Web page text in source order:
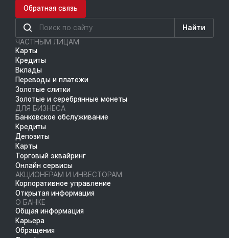
Обратная связь
Найти
ЧАСТНЫМ ЛИЦАМ
Карты
Кредиты
Вклады
Переводы и платежи
Золотые слитки
Золотые и серебрянные монеты
ДЛЯ БИЗНЕСА
Банковское обслуживание
Кредиты
Депозиты
Карты
Торговый эквайринг
Онлайн сервисы
АКЦИОНЕРАМ И ИНВЕСТОРАМ
Корпоративное управление
Открытая информация
О БАНКЕ
Общая информация
Карьера
Обращения